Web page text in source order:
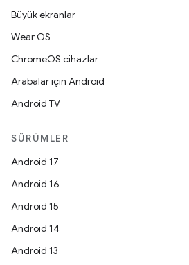
Büyük ekranlar
Wear OS
ChromeOS cihazlar
Arabalar için Android
Android TV
SÜRÜMLER
Android 17
Android 16
Android 15
Android 14
Android 13